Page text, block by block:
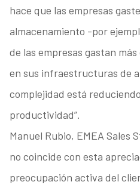
hace que las empresas
almacenamiento -por
de las empresas gastan
en sus infraestructuras de
complejidad está
productividad”.
Manuel Rubio, EMEA Sales
no coincide con esta
preocupación activa del